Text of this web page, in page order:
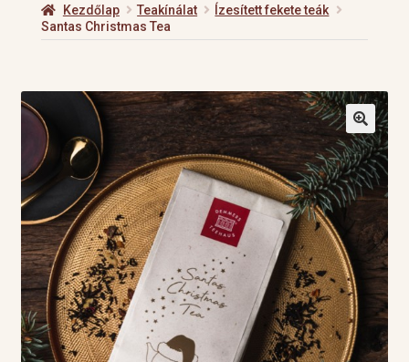
Kezdőlap Teakínálat
Ízesített fekete teák
Santas Christmas Tea